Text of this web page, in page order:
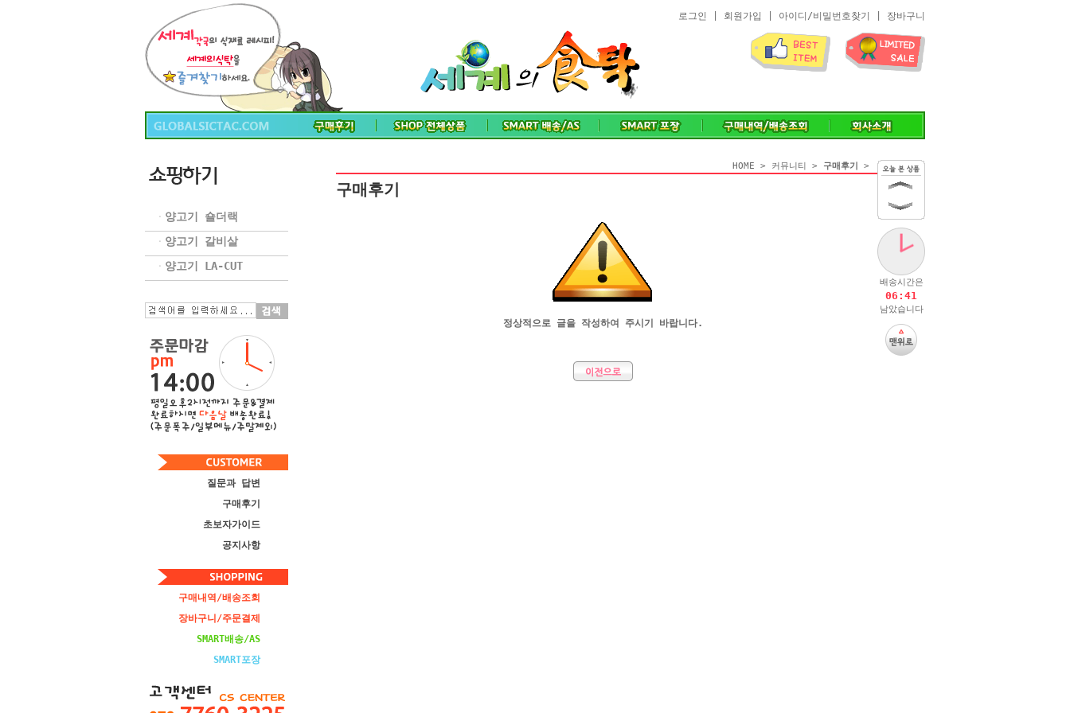
로그인 회원가입 아이디/비밀번호찾기 장바구니
ㆍ 양고기 숄더랙
ㆍ 양고기 갈비살
ㆍ 양고기 LA-CUT
질문과 답변
구매후기
초보자가이드
공지사항
구매내역/배송조회
장바구니/주문결제
SMART배송/AS
SMART포장
HOME > 커뮤니티 > 구매후기 >
구매후기
정상적으로 글을 작성하여 주시기 바랍니다.
없음
배송시간은
06:41
남았습니다